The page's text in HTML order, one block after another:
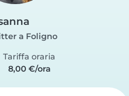
a Foligno
Tariffa oraria
8,00 €/ora